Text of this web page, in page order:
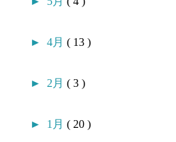
►4月( 13 )
► 2月( 3 )
► 1月( 20 )